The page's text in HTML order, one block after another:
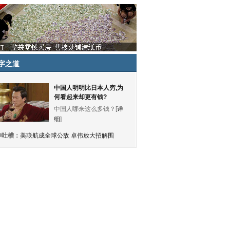
之道
中国人明明比日本人穷,为
何看起来却更有钱?
中国人哪来这么多钱？[详
细]
槽： 美联航成全球公敌 卓伟放大招解围